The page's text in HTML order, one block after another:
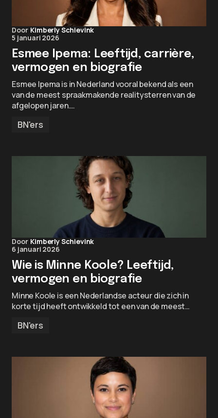
Door Kimberly Schievink
5 januari 2026
Esmee Ipema: Leeftijd, carrière,
vermogen en biografie
Esmee Ipema is in Nederland vooral bekend als een
van de meest spraakmakende realitysterren van de
afgelopen jaren.…
BN'ers
Door Kimberly Schievink
6 januari 2026
Wie is Minne Koole? Leeftijd,
vermogen en biografie
Minne Koole is een Nederlandse acteur die zich in
korte tijd heeft ontwikkeld tot een van de meest…
BN'ers